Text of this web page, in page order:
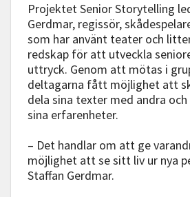
Projektet Senior Storytelling
Gerdmar, regissör,
som har använt teater och
redskap för att utveckla
uttryck. Genom att mötas i
deltagarna fått möjlighet att
dela sina texter med andra
sina erfarenheter.
– Det handlar om att ge
möjlighet att se sitt liv ur nya
Staffan Gerdmar.